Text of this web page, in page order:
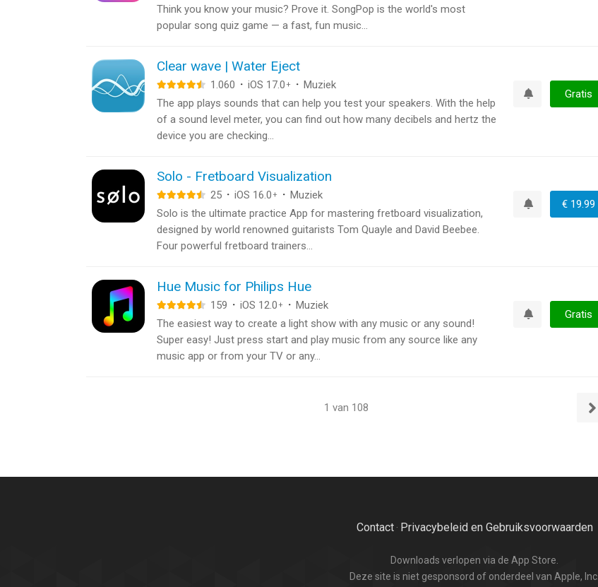
Think you know your music? Prove it. SongPop is the world's most
popular song quiz game — a fast, fun music...
Clear wave | Water Eject
1.060 · iOS 17.0 + · Muziek
The app plays sounds that can help you test your speakers. With the help
of a sound level meter, you can find out how many decibels and hertz the
device you are checking...
Gratis
Solo - Fretboard Visualization
25 · iOS 16.0 + · Muziek
Solo is the ultimate practice App for mastering fretboard visualization,
designed by world renowned guitarists Tom Quayle and David Beebee.
Four powerful fretboard trainers...
€ 19.99
Hue Music for Philips Hue
159 · iOS 12.0 + · Muziek
The easiest way to create a light show with any music or any sound!
Super easy! Just press start and play music from any source like any
music app or from your TV or any...
Gratis
1 van 108
Contact· Privacybeleid en Gebruiksvoorwaarden
Downloads verlopen via de App Store.
Deze site is niet gesponsord of onderdeel van Apple, Inc.